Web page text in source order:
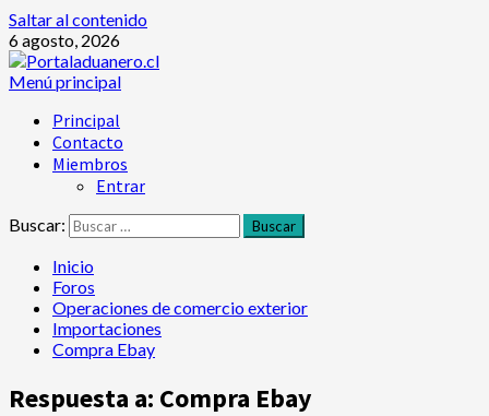
Saltar al contenido
6 agosto, 2026
Menú principal
Principal
Contacto
Miembros
Entrar
Buscar:
Inicio
Foros
Operaciones de comercio exterior
Importaciones
Compra Ebay
Respuesta a: Compra Ebay